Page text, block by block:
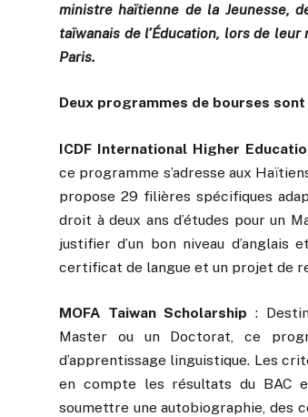
ministre haïtienne de la Jeunesse,
taïwanais de l’Éducation, lors de
Paris.
Deux programmes de bourses
ICDF International Higher
ce programme s’adresse aux
propose 29 filières spécifiques
droit à deux ans d’études pour un
justifier d’un bon niveau
certificat de langue et un projet de
MOFA Taiwan Scholarship :
Master ou un Doctorat, ce
d’apprentissage linguistique. Les
en compte les résultats du BAC
soumettre une autobiographie, des